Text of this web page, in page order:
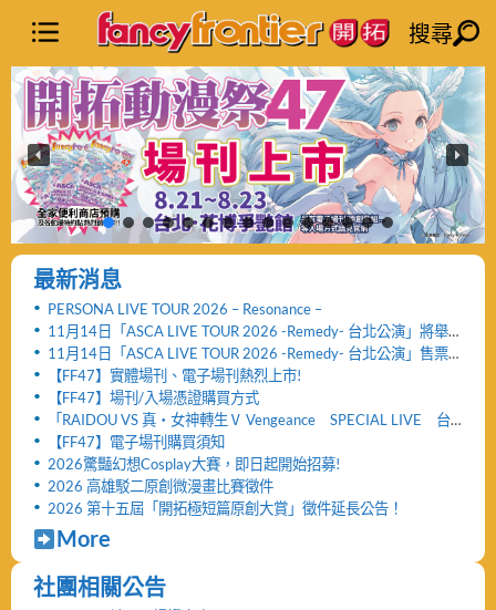
搜尋
最新消息
PERSONA LIVE TOUR 2026 – Resonance –
11月14日「ASCA LIVE TOUR 2026 -Remedy- 台北公演」將舉
辦「FF47迷你演唱會」與「致贈小禮物活動」
11月14日「ASCA LIVE TOUR 2026 -Remedy- 台北公演」售票
網頁公開及女性粉絲看台區設置公告！！
【FF47】實體場刊、電子場刊熱烈上市!
【FF47】場刊/入場憑證購買方式
「RAIDOU VS 真・女神轉生Ⅴ Vengeance SPECIAL LIVE 台
北公演」活動取消及退票服務相關公告
【FF47】電子場刊購買須知
2026驚豔幻想Cosplay大賽，即日起開始招募!
2026 高雄駁二原創微漫畫比賽徵件
2026 第十五屆「開拓極短篇原創大賞」徵件延長公告！
More
社團相關公告